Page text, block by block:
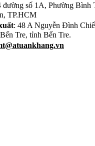
đường số 1A, Phường Bình
TP.HCM
: 48 A Nguyễn Đình
Tre, tỉnh Bến Tre.